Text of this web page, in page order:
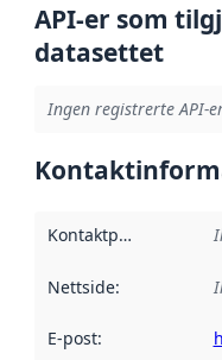
API-er som
datasettet
Ingen registrerte API-
Kontaktpunkt
Nettside:
E-post: